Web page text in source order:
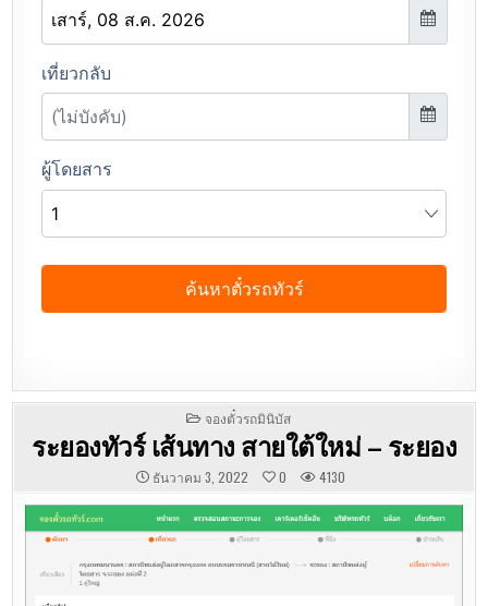
POSTED
IN
จองตั๋วรถมินิบัส
ระยองทัวร์ เส้นทาง สายใต้ใหม่ – ระยอง
ธันวาคม 3, 2022 0 4130